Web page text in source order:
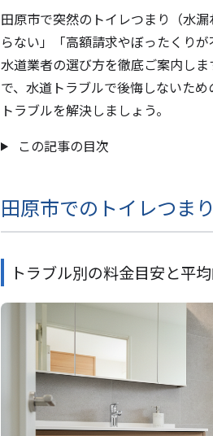
田原市で突然のトイレつまり（水
らない」「高額請求やぼったくり
水道業者の選び方を徹底ご案内し
で、水道トラブルで後悔しないた
トラブルを解決しましょう。
この記事の目次
田原市でのトイレつま
トラブル別の料金目安と平